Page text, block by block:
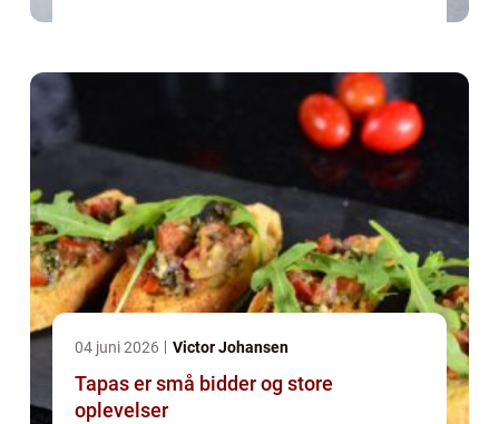
04 juni 2026 Victor Johansen
Tapas er små bidder og store
oplevelser